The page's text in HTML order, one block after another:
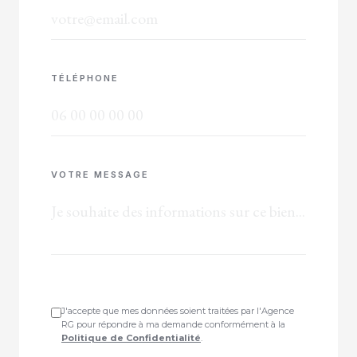
TÉLÉPHONE
VOTRE MESSAGE
J'accepte que mes données soient traitées par l'Agence
RG pour répondre à ma demande conformément à la
Politique de Confidentialité.